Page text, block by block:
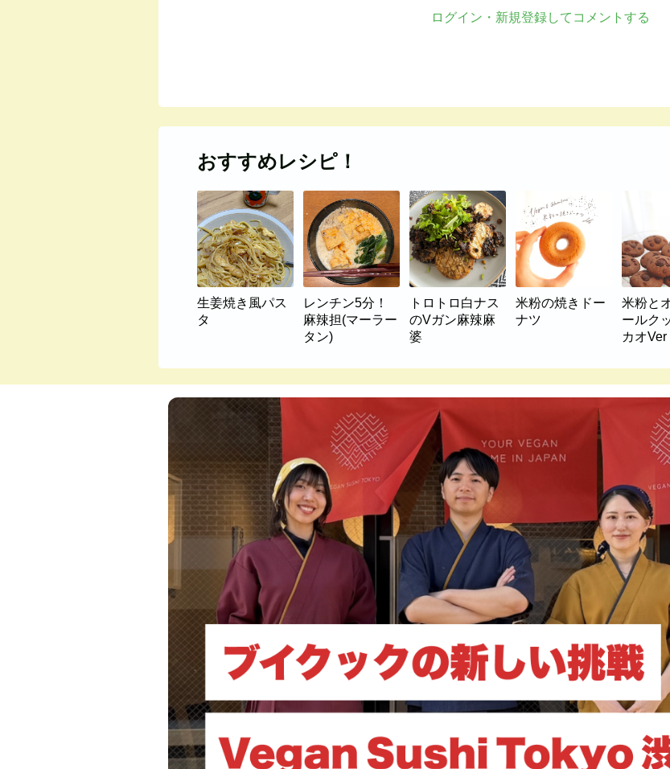
ログイン・新規登録してコメントする
おすすめレシピ！
生姜焼き風パス
タ
レンチン5分！
麻辣担(マーラー
タン)
トロトロ白ナス
のVガン麻辣麻
婆
米粉の焼きドー
ナツ
米粉と
ールク
カオVer